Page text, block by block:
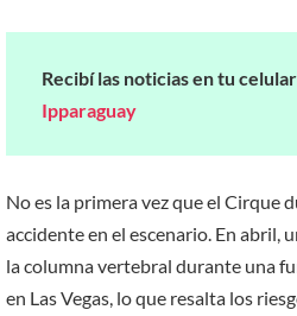
Recibí las noticias en tu
Ipparaguay
No es la primera vez que el Cirque
accidente en el escenario. En abril,
la columna vertebral durante una
en Las Vegas, lo que resalta los